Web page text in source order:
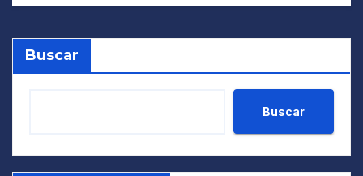
Buscar
Buscar